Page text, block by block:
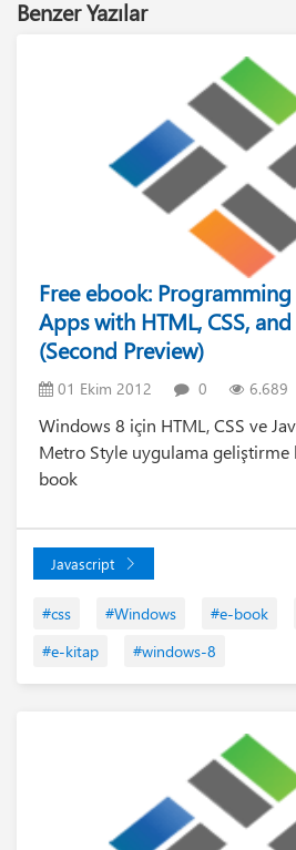
Benzer Yazılar
Free ebook:
Apps with HTML, CSS,
(Second Preview)
01 Ekim 2012 0 6.689
Windows 8 için HTML, CSS ve
Metro Style uygulama geliştirme
book
Javascript
#css #Windows #e-book
#e-kitap
#windows-8